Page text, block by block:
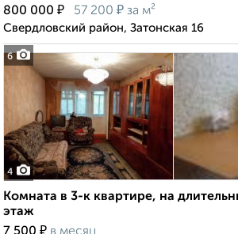
6
800 000 ₽ 57 200 ₽ за м²
Свердловский район, Затонская 16
4
Комната в 3-к квартире, на
этаж
₽